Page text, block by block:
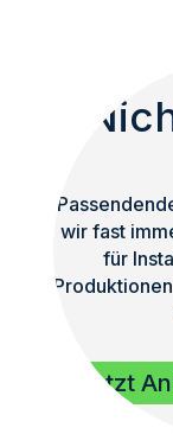
wir fast
für
Jetzt